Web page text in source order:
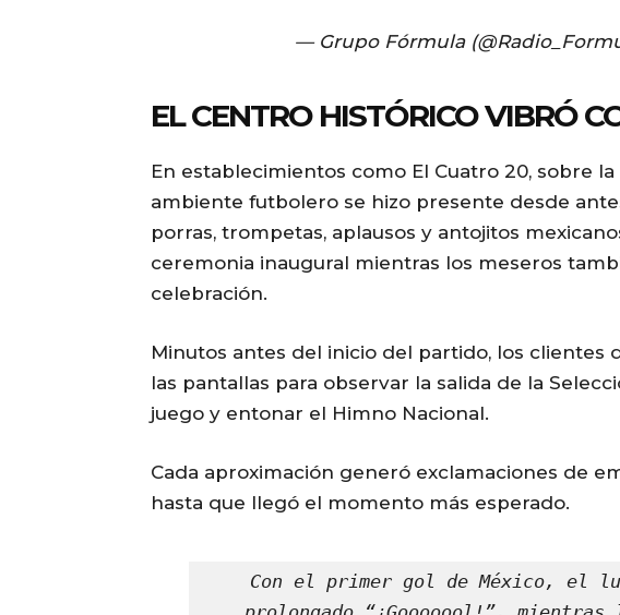
— Grupo Fórmula
EL CENTRO HISTÓRICO VIBRÓ
En establecimientos como El Cuatro 20, sobre la
ambiente futbolero se hizo presente desde
porras, trompetas, aplausos y antojitos
ceremonia inaugural mientras los meseros
celebración.
Minutos antes del inicio del partido, los clientes
las pantallas para observar la salida de la
juego y entonar el Himno Nacional.
Cada aproximación generó exclamaciones de
hasta que llegó el momento más esperado.
Con el primer gol de México, el